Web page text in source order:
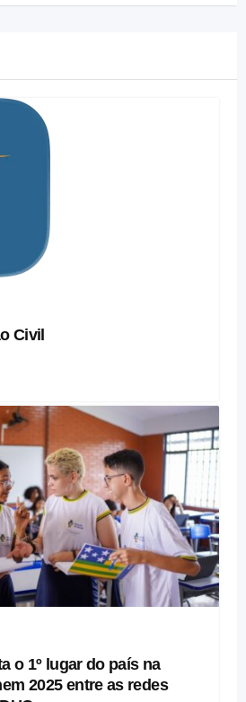
Civil
o 1º lugar do país na
2025 entre as redes